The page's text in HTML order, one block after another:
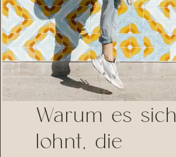
Warum es sich
lohnt, die